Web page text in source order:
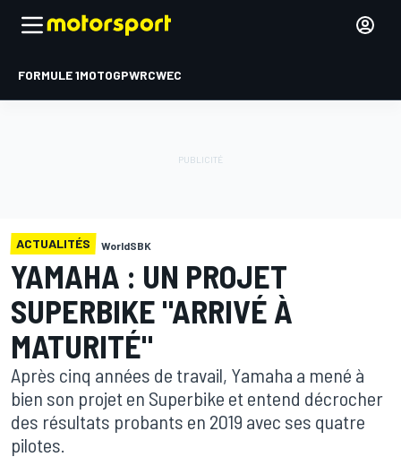
FORMULE 1MOTOGPWRCWEC
ACTUALITÉS WorldSBK
YAMAHA : UN PROJET
SUPERBIKE "ARRIVÉ À
MATURITÉ"
Après cinq années de travail, Yamaha a mené à
bien son projet en Superbike et entend décrocher
des résultats probants en 2019 avec ses quatre
pilotes.